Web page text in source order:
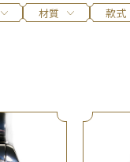
材質 款式